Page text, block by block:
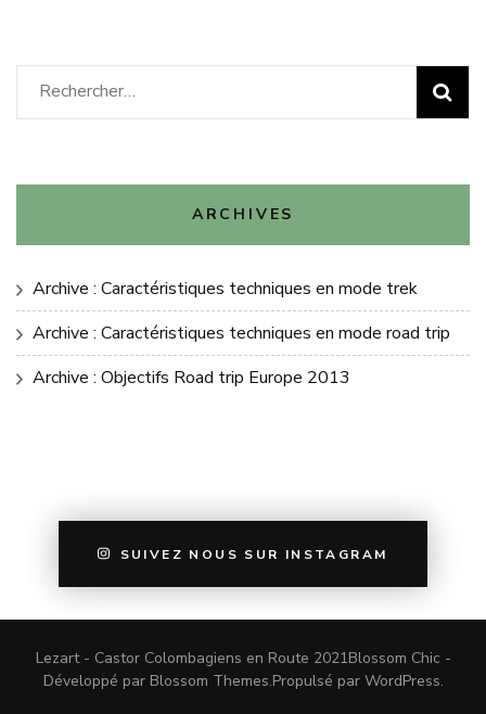
Rechercher :
ARCHIVES
Archive : Caractéristiques techniques en mode trek
Archive : Caractéristiques techniques en mode road trip
Archive : Objectifs Road trip Europe 2013
SUIVEZ NOUS SUR INSTAGRAM
Lezart - Castor Colombagiens en Route 2021Blossom Chic -
Développé par Blossom Themes.Propulsé par WordPress.